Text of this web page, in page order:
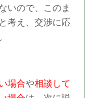
いので、このま
考え、交渉に応
場合や相談して